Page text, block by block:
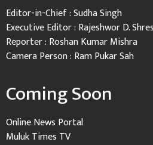
Editor-in-Chief : Sudha Singh
Executive Editor : Rajeshwor D.
Reporter : Roshan Kumar Mishra
Camera Person : Ram Pukar Sah
Coming Soon
Online News Portal
Muluk Times TV